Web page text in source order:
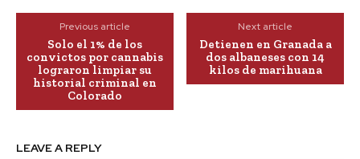
Previous article
Solo el 1% de los
convictos por cannabis
lograron limpiar su
historial criminal en
Colorado
Next article
Detienen en Granada a
dos albaneses con 14
kilos de marihuana
LEAVE A REPLY